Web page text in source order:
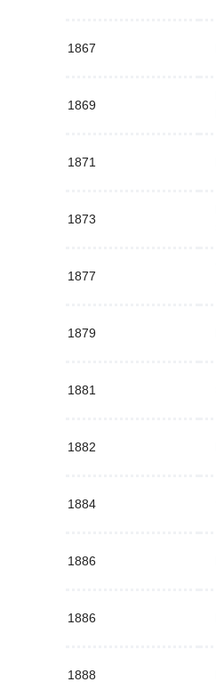
1867
1869
1871
1873
1877
1879
1881
1882
1884
1886
1886
1888